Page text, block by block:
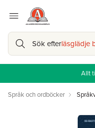
Sök efterläsglädje
Allt
Språk och ordböcker